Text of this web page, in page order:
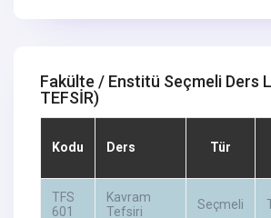
Fakülte / Enstitü Seçmeli Ders
TEFSİR)
Kodu Ders Tür
TFS
601
Kavram
Tefsiri
Seçmeli